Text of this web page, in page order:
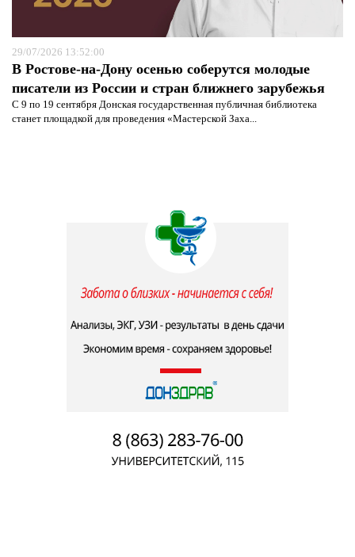
29/07/2026 13:52:00
В Ростове-на-Дону осенью соберутся молодые
писатели из России и стран ближнего зарубежья
С 9 по 19 сентября Донская государственная публичная библиотека
станет площадкой для проведения «Мастерской Заха...